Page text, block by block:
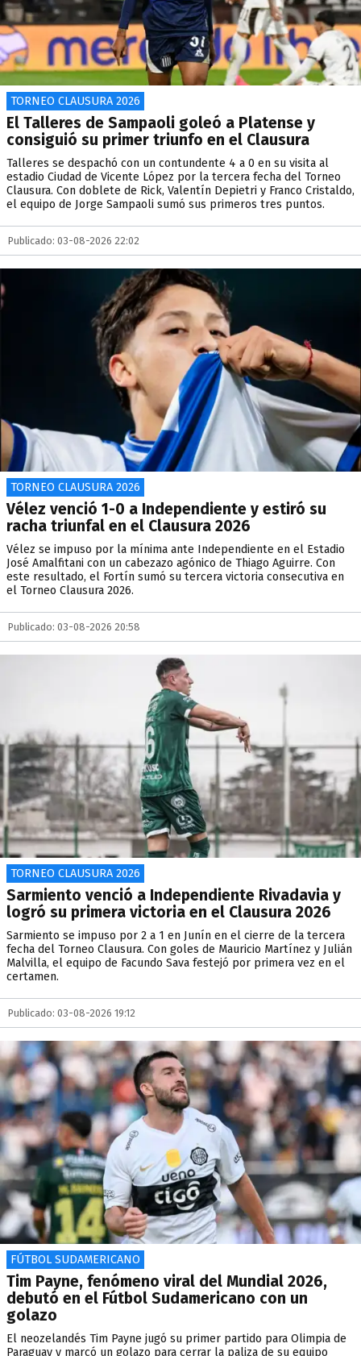
TORNEO CLAUSURA 2026
El Talleres de Sampaoli goleó a Platense y
consiguió su primer triunfo en el Clausura
Talleres se despachó con un contundente 4 a 0 en su visita al
estadio Ciudad de Vicente López por la tercera fecha del Torneo
Clausura. Con doblete de Rick, Valentín Depietri y Franco Cristaldo,
el equipo de Jorge Sampaoli sumó sus primeros tres puntos.
Publicado: 03-08-2026 22:02
TORNEO CLAUSURA 2026
Vélez venció 1-0 a Independiente y estiró su
racha triunfal en el Clausura 2026
Vélez se impuso por la mínima ante Independiente en el Estadio
José Amalfitani con un cabezazo agónico de Thiago Aguirre. Con
este resultado, el Fortín sumó su tercera victoria consecutiva en
el Torneo Clausura 2026.
Publicado: 03-08-2026 20:58
TORNEO CLAUSURA 2026
Sarmiento venció a Independiente Rivadavia y
logró su primera victoria en el Clausura 2026
Sarmiento se impuso por 2 a 1 en Junín en el cierre de la tercera
fecha del Torneo Clausura. Con goles de Mauricio Martínez y Julián
Malvilla, el equipo de Facundo Sava festejó por primera vez en el
certamen.
Publicado: 03-08-2026 19:12
FÚTBOL SUDAMERICANO
Tim Payne, fenómeno viral del Mundial 2026,
debutó en el Fútbol Sudamericano con un
golazo
El neozelandés Tim Payne jugó su primer partido para Olimpia de
Paraguay y marcó un golazo para cerrar la paliza de su equipo